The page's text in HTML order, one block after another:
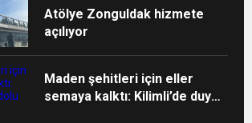
Atölye Zonguldak hizmete
açılıyor
Maden şehitleri için eller
semaya kalktı: Kilimli’de duygu